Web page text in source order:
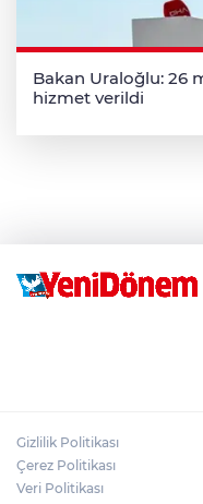
Bakan Uraloğlu: 26
hizmet verildi
Gizlilik Politikası
Çerez Politikası
Veri Politikası